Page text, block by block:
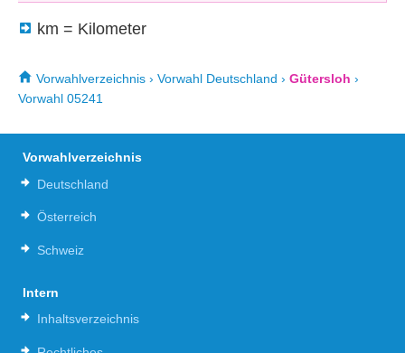
km = Kilometer
Vorwahlverzeichnis › Vorwahl Deutschland › Gütersloh ›
Vorwahl 05241
Vorwahlverzeichnis
Deutschland
Österreich
Schweiz
Intern
Inhaltsverzeichnis